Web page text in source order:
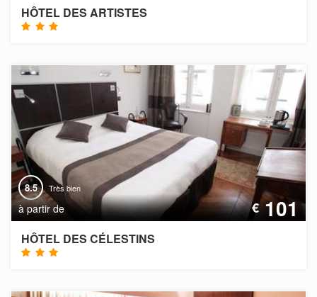
HÔTEL DES ARTISTES
8.5 Très bien
à partir de €101
HÔTEL DES CÉLESTINS